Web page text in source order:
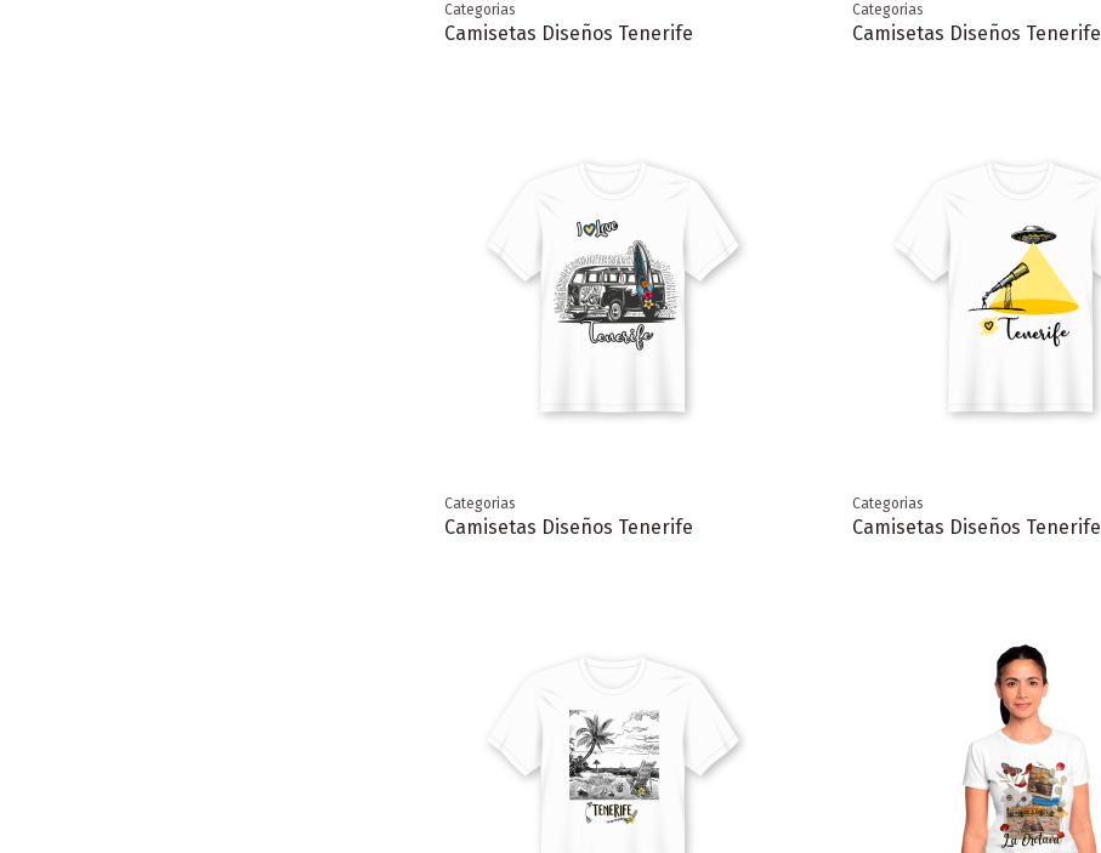
Categorias
Camisetas Diseños Tenerife
Categorias
Camisetas Diseños Tenerife
Categorias
Camisetas Diseños Tenerife
Categorias
Camisetas Diseños Tenerife